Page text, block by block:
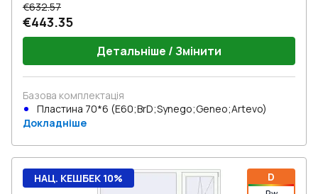
€632.57
€443.35
Детальніше / Змінити
Базова комплектація
Пластина 70*6 (E60;BrD;Synego;Geneo;Artevo)
Докладніше
D
НАЦ. КЕШБЕК 10%